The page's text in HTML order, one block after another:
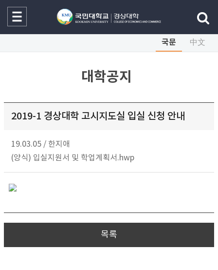
국문 中文
대학공지
2019-1 경상대학 고시지도실 입실 신청 안내
19.03.05 / 한지애
(양식) 입실지원서 및 학업계획서.hwp
목록